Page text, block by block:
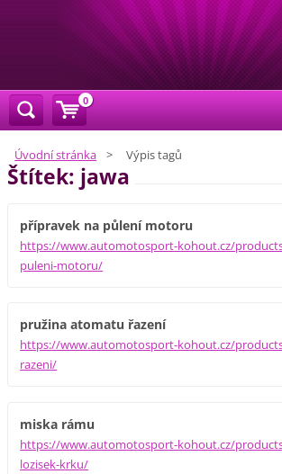
Úvodní stránka > Výpis tagů
Štítek: jawa
přípravek na půlení motoru
https://www.automotosport-kohout.cz/
puleni-motoru/
pružina atomatu řazení
https://www.automotosport-kohout.cz/
razeni/
miska rámu
https://www.automotosport-kohout.cz/
lozisek-krku/
0